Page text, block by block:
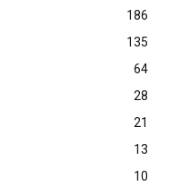
186
135
64
28
21
13
10